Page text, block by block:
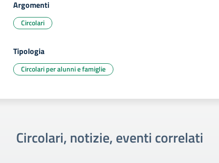
Argomenti
Circolari
Tipologia
Circolari per alunni e famiglie
Circolari, notizie, eventi correlati